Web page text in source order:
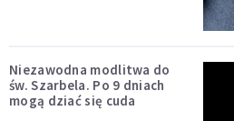
Niezawodna modlitwa do
św. Szarbela. Po 9 dniach
mogą dziać się cuda